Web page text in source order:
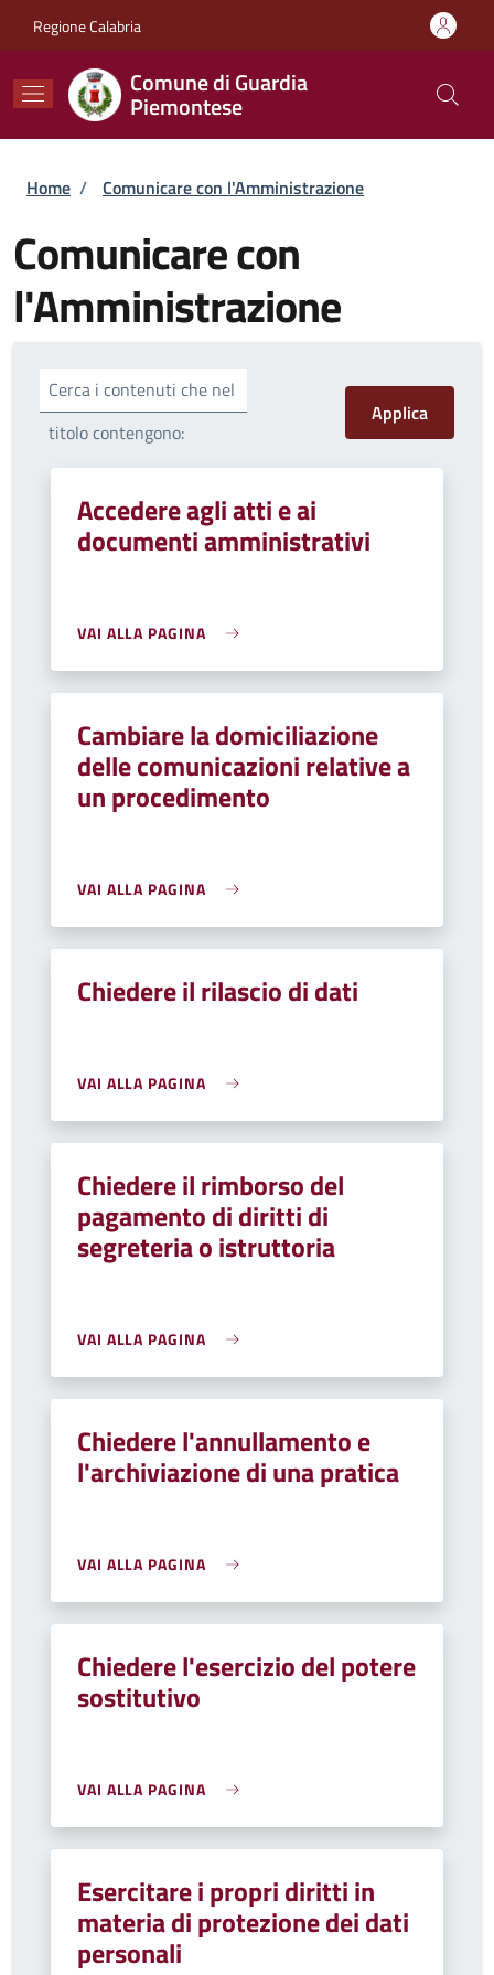
Regione Calabria
Comune di Guardia
Piemontese
Briciole di pane
Home / Comunicare con l'Amministrazione
Comunicare con
l'Amministrazione
Cerca i contenuti che nel
titolo contengono:
Accedere agli atti e ai
documenti amministrativi
VAI ALLA PAGINA
Cambiare la domiciliazione
delle comunicazioni relative a
un procedimento
VAI ALLA PAGINA
Chiedere il rilascio di dati
VAI ALLA PAGINA
Chiedere il rimborso del
pagamento di diritti di
segreteria o istruttoria
VAI ALLA PAGINA
Chiedere l'annullamento e
l'archiviazione di una pratica
VAI ALLA PAGINA
Chiedere l'esercizio del potere
sostitutivo
VAI ALLA PAGINA
Esercitare i propri diritti in
materia di protezione dei dati
personali